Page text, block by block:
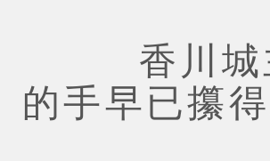
香川城主
的手早已攥得